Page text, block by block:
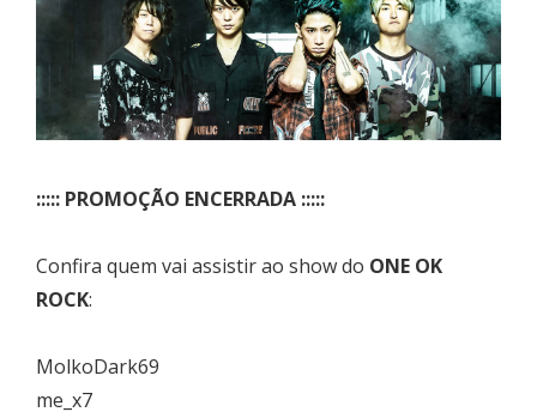
::::: PROMOÇÃO ENCERRADA :::::
Confira quem vai assistir ao show do ONE OK
ROCK:
MolkoDark69
me_x7